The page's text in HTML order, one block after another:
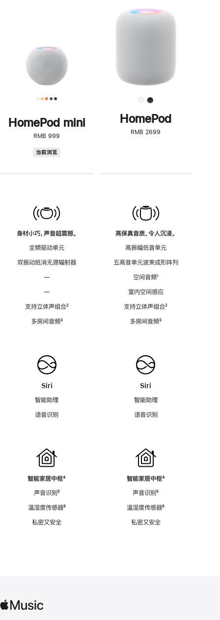
HomePod mini
RMB 999
当前浏览
身材小巧，声音超震撼。
全频驱动单元
双振动抵消无源辐射器
—
—
支持立体声组合脚
²
多房间音频脚
³
Siri
智能助理
语音识别
智能家居中枢脚
⁴
声音识别脚
⁵
温湿度传感器脚
⁶
私密又安全
步
了
解
HomePod<
HomePod
RMB 2699
高保真音质，令人沉浸。
高振幅低音单元
五高音单元波束成形阵列
空间音频脚
¹
室内空间感应
支持立体声组合脚
²
多房间音频脚
³
Siri
智能助理
语音识别
智能家居中枢脚
⁴
声音识别脚
⁵
温湿度传感器脚
⁶
私密又安全